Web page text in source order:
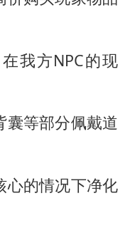
我方NPC的现
囊等部分佩戴道
心的情况下净化